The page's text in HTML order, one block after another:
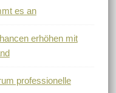
es an
erhöhen mit
professionelle